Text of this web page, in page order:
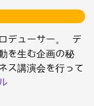
デューサー。 デ
を生む企画の秘
ス講演会を行って